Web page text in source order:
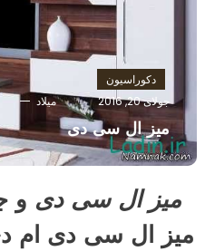
دکوراسیون
جولای 20, 2016
میلاد
میز ال سی دی
میز ال سی دی و
میز ال سی دی ام